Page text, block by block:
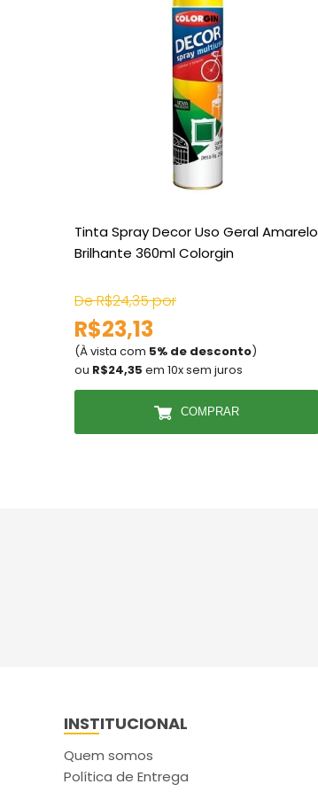
Tinta Spray Decor Uso Geral Amarelo
Brilhante 360ml Colorgin
De R$24,35 por
R$23,13
(À vista com 5% de desconto)
ou R$24,35 em 10x sem juros
COMPRAR
INSTITUCIONAL
Quem somos
Política de Entrega